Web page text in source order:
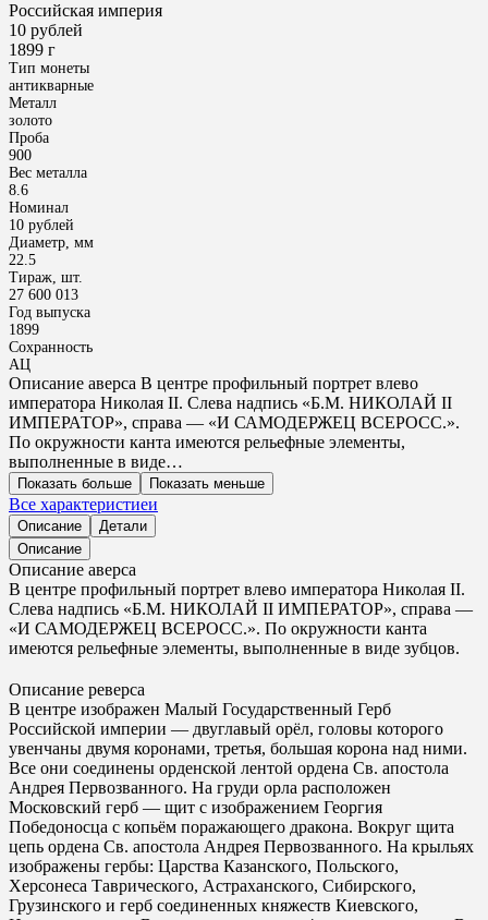
Российская империя
10 рублей
1899 г
Тип монеты
антикварные
Металл
золото
Проба
900
Вес металла
8.6
Номинал
10 рублей
Диаметр, мм
22.5
Тираж, шт.
27 600 013
Год выпуска
1899
Сохранность
АЦ
Описание аверса В центре профильный портрет влево
императора Николая II. Слева надпись «Б.М. НИКОЛАЙ II
ИМПЕРАТОР», справа — «И САМОДЕРЖЕЦ ВСЕРОСС.».
По окружности канта имеются рельефные элементы,
выполненные в виде…
Показать больше Показать меньше
Все характеристиеи
Описание
Детали
Описание
Описание аверса
В центре профильный портрет влево императора Николая II.
Слева надпись «Б.М. НИКОЛАЙ II ИМПЕРАТОР», справа —
«И САМОДЕРЖЕЦ ВСЕРОСС.». По окружности канта
имеются рельефные элементы, выполненные в виде зубцов.
Описание реверса
В центре изображен Малый Государственный Герб
Российской империи — двуглавый орёл, головы которого
увенчаны двумя коронами, третья, большая корона над ними.
Все они соединены орденской лентой ордена Св. апостола
Андрея Первозванного. На груди орла расположен
Московский герб — щит с изображением Георгия
Победоносца с копьём поражающего дракона. Вокруг щита
цепь ордена Св. апостола Андрея Первозванного. На крыльях
изображены гербы: Царства Казанского, Польского,
Херсонеса Таврического, Астраханского, Сибирского,
Грузинского и герб соединенных княжеств Киевского,